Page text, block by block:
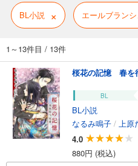
BL小説 × エールブランシ
1～13件目 / 13件
桜花の記憶 春を
BL
BL小説
なるみ鳴子 / 上原
4.0
880円 (税込)